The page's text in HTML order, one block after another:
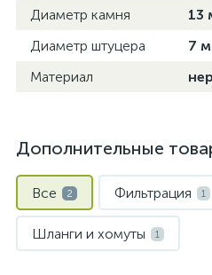
Диаметр камня
13
Диаметр штуцера
7
Материал
Дополнительные
Все 2 Фильтрация 1
Шланги и хомуты 1